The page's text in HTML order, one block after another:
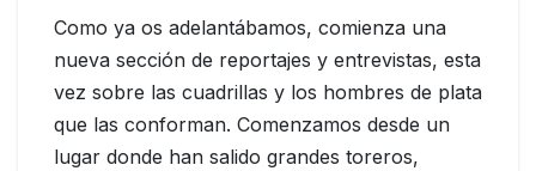
Como ya os adelantábamos, comienza una
nueva sección de reportajes y entrevistas, esta
vez sobre las cuadrillas y los hombres de plata
que las conforman. Comenzamos desde un
lugar donde han salido grandes toreros,